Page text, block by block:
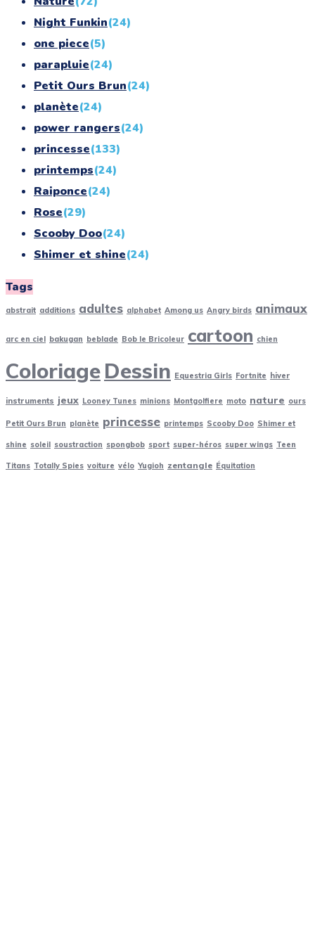
Night Funkin(24)
one piece(5)
parapluie(24)
Petit Ours Brun(24)
planète(24)
power rangers(24)
princesse(133)
printemps(24)
Raiponce(24)
Rose(29)
Scooby Doo(24)
Shimer et shine(24)
Soleil(70)
Sonic(24)
spongbob
(24)
Sports(24)
Star wars(24)
super wings(24)
super-héros (48)
Teen Titans(24)
Tags
abstrait additions adultes alphabet Among us Angry birds animaux
arc en ciel bakugan beblade Bob le Bricoleur cartoon chien
ColoriageDessin Equestria Girls Fortnite hiver
instruments jeux Looney Tunes minions Montgolfiere moto nature ours
Petit Ours Brun planète princesse printemps Scooby Doo Shimer et
shine soleil soustraction spongbob sport super-héros super wings Teen
Titans Totally Spies voiture vélo Yugioh zentangle Équitation